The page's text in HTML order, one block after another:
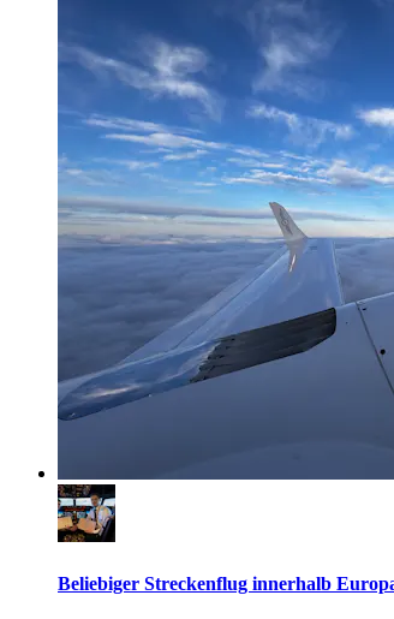
Beliebiger Streckenflug innerhalb